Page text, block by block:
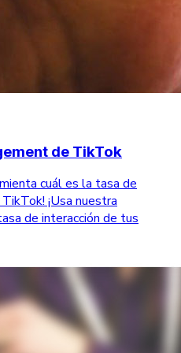
de TikTok
cuál es la tasa de
¡Usa nuestra
de interacción de tus